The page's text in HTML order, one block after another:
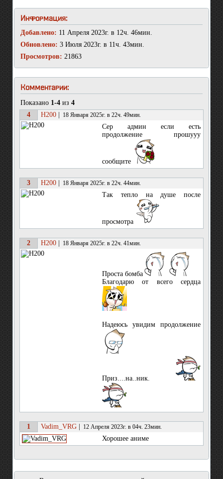
Информация:
Добавлено: 11 Апреля 2023г. в 12ч. 46мин.
Обновлено: 3 Июля 2023г. в 11ч. 43мин.
Просмотров: 21863
Комментарии:
Показано 1-4 из 4
4
H200 18 Января 2025г. в 22ч. 49мин.
Сер админ если есть
продолжение прошууу
сообщите
3 H200 18 Января 2025г. в 22ч. 44мин.
Так тепло на душе после
просмотра
2 H200 18 Января 2025г. в 22ч. 41мин.
Проста бомба
Благодарю от всего сердца
Надеюсь увидим продолжение
Приз....на..ник.
1 Vadim_VRG 12 Апреля 2023г. в 04ч. 23мин.
Хорошее аниме